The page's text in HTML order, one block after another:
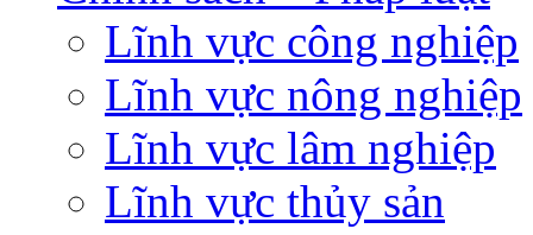
Lĩnh vực công nghiệp
Lĩnh vực nông nghiệp
Lĩnh vực lâm nghiệp
Lĩnh vực thủy sản